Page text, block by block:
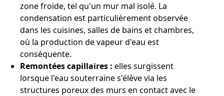
zone froide, tel qu'un mur mal isolé. La
condensation est particulièrement observée
dans les cuisines, salles de bains et chambres,
où la production de vapeur d'eau est
conséquente.
Remontées capillaires : elles surgissent
lorsque l'eau souterraine s'élève via les
structures poreux des murs en contact avec le